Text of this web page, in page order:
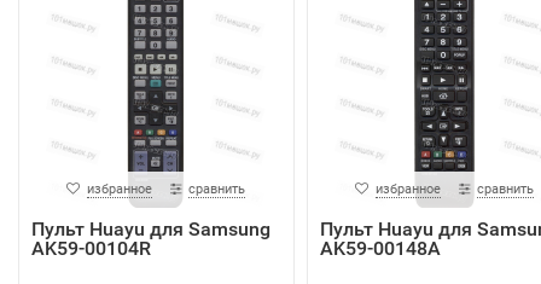
избранное сравнить
Пульт Huayu для Samsung
AK59-00104R
избранное сравнить
Пульт Huayu для
AK59-00148A